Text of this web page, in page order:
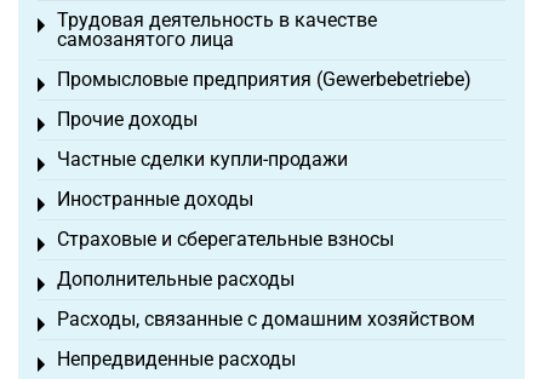
Трудовая деятельность в качестве
самозанятого лица
Toggle menu
Промысловые предприятия (Gewerbebetriebe)
Toggle menu
Прочие доходы
Toggle menu
Частные сделки купли-продажи
Toggle menu
Иностранные доходы
Toggle menu
Страховые и сберегательные взносы
Toggle menu
Дополнительные расходы
Toggle menu
Расходы, связанные с домашним хозяйством
Toggle menu
Непредвиденные расходы
Toggle menu